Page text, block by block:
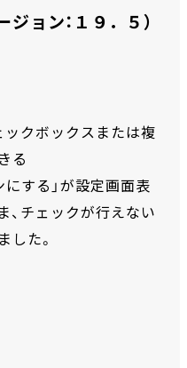
ョン：１９．５）
ックボックスまたは複
る
する」が設定画面表
、チェックが行えない
した。